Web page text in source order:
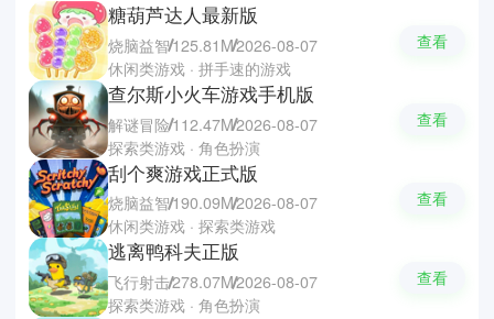
糖葫芦达人最新版
烧脑益智125.81M2026-08-07
休闲类游戏 · 拼手速的游戏
查看
查尔斯小火车游戏手机版
解谜冒险112.47M2026-08-07
探索类游戏 · 角色扮演
查看
刮个爽游戏正式版
烧脑益智190.09M2026-08-07
休闲类游戏 · 探索类游戏
查看
逃离鸭科夫正版
飞行射击278.07M2026-08-07
探索类游戏 · 角色扮演
查看